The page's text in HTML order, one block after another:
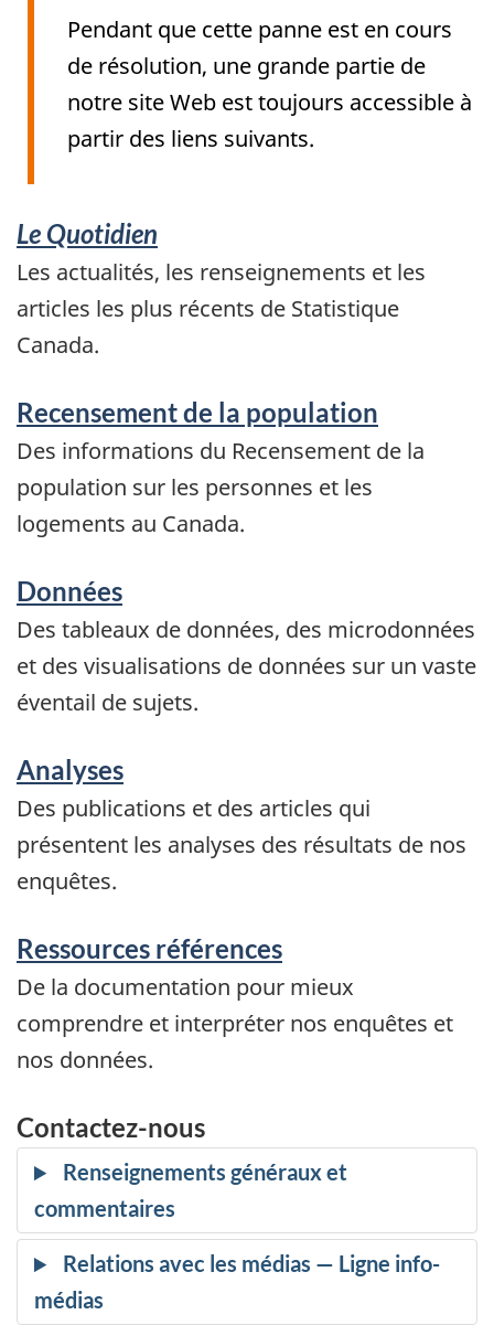
Pendant que cette panne est en cours
de résolution, une grande partie de
notre site Web est toujours accessible à
partir des liens suivants.
Services
et
information
Le Quotidien
Les actualités, les renseignements et les
articles les plus récents de Statistique
Canada.
Recensement de la population
Des informations du Recensement de la
population sur les personnes et les
logements au Canada.
Données
Des tableaux de données, des microdonnées
et des visualisations de données sur un vaste
éventail de sujets.
Analyses
Des publications et des articles qui
présentent les analyses des résultats de nos
enquêtes.
Ressources références
De la documentation pour mieux
comprendre et interpréter nos enquêtes et
nos données.
Contactez-nous